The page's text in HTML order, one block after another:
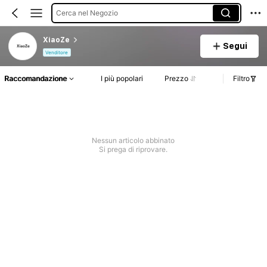
Cerca nel Negozio
XiaoZe
Venditore
Segui
Raccomandazione I più popolari Prezzo Filtro
Nessun articolo abbinato
Si prega di riprovare.